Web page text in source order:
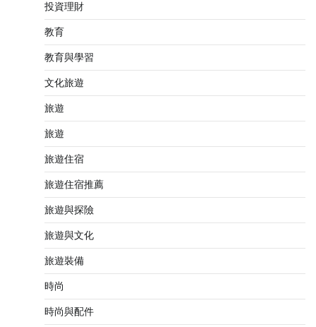
投資理財
教育
教育與學習
文化旅遊
旅遊
旅遊
旅遊住宿
旅遊住宿推薦
旅遊與探險
旅遊與文化
旅遊裝備
時尚
時尚與配件